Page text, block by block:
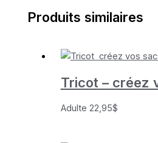
Produits similaires
Tricot – créez
Adulte 22,95$